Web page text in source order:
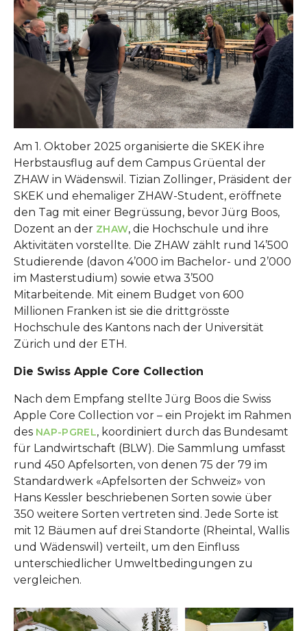
Am 1. Oktober 2025 organisierte die SKEK ihre
Herbstausflug auf dem Campus Grüental der
ZHAW in Wädenswil. Tizian Zollinger, Präsident der
SKEK und ehemaliger ZHAW-Student, eröffnete
den Tag mit einer Begrüssung, bevor Jürg Boos,
Dozent an der ZHAW, die Hochschule und ihre
Aktivitäten vorstellte. Die ZHAW zählt rund 14’500
Studierende (davon 4’000 im Bachelor- und 2’000
im Masterstudium) sowie etwa 3’500
Mitarbeitende. Mit einem Budget von 600
Millionen Franken ist sie die drittgrösste
Hochschule des Kantons nach der Universität
Zürich und der ETH.
Die Swiss Apple Core Collection
Nach dem Empfang stellte Jürg Boos die Swiss
Apple Core Collection vor – ein Projekt im Rahmen
des NAP-PGREL, koordiniert durch das Bundesamt
für Landwirtschaft (BLW). Die Sammlung umfasst
rund 450 Apfelsorten, von denen 75 der 79 im
Standardwerk «Apfelsorten der Schweiz» von
Hans Kessler beschriebenen Sorten sowie über
350 weitere Sorten vertreten sind. Jede Sorte ist
mit 12 Bäumen auf drei Standorte (Rheintal, Wallis
und Wädenswil) verteilt, um den Einfluss
unterschiedlicher Umweltbedingungen zu
vergleichen.
Show larger version